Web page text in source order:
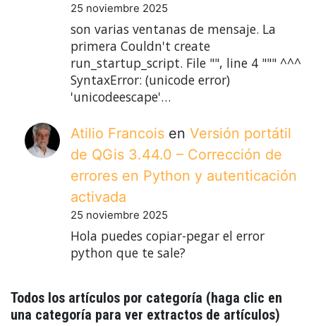
25 noviembre 2025
son varias ventanas de mensaje. La
primera Couldn't create
run_startup_script. File "", line 4 """ ^^^
SyntaxError: (unicode error)
'unicodeescape'…
Atilio Francois en Versión portátil
de QGis 3.44.0 – Corrección de
errores en Python y autenticación
activada
25 noviembre 2025
Hola puedes copiar-pegar el error
python que te sale?
Todos los artículos por categoría (haga clic en
una categoría para ver extractos de artículos)